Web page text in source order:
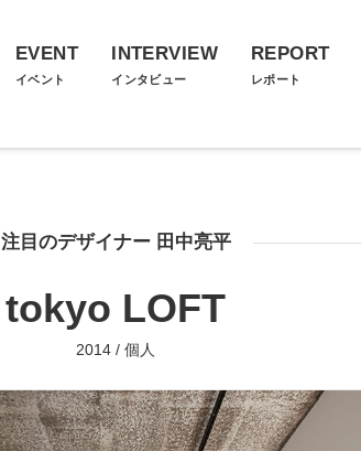
EVENT
イベント
INTERVIEW
インタビュー
REPORT
レポート
注目のデザイナー 田中亮平
tokyo LOFT
2014 / 個人